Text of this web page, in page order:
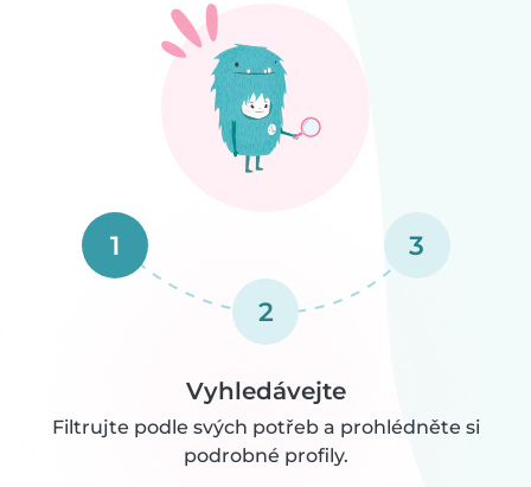
1
2
3
Vyhledávejte
Filtrujte podle svých potřeb a prohlédněte si
podrobné profily.